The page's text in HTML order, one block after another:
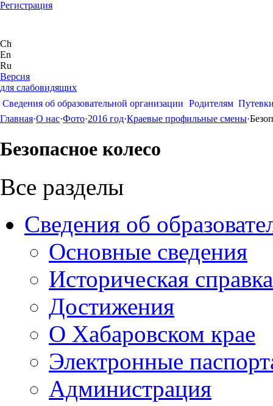
Регистрация
Ch
En
Ru
Версия
для слабовидящих
Сведения об образовательной организации Родителям
Главная·О нас·Фото·2016 год·Краевые профильные смены·
Безопасное колесо
Все разделы
Сведения об
Основные сведения
Историческая справка
Достижения
О Хабаровском крае
Электронные
Администрация